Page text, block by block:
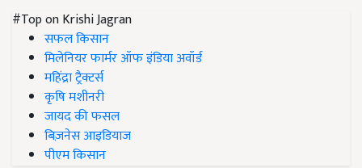
#Top on Krishi Jagran
सफल किसान
मिलेनियर फार्मर ऑफ इंडिया अवॉर्ड
महिंद्रा ट्रैक्टर्स
कृषि मशीनरी
जायद की फसल
बिज़नेस आइडियाज
पीएम किसान